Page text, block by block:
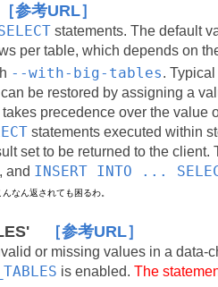
［参考URL］
statements. The default
per table, which depends on
--with-big-tables.
be restored by assigning a
takes precedence over the value
statements executed within
set to be returned to the client.
, and INSERT INTO ...
ん返されても困るわ。
［参考URL］
or missing values in a data-
is enabled. The